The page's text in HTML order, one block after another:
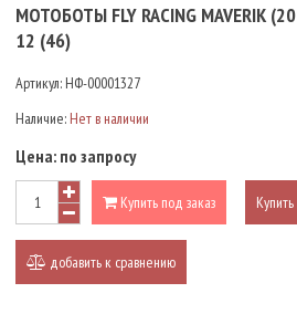
МОТОБОТЫ FLY RACING MAVERIK
12 (46)
Артикул: НФ-00001327
Наличие: Нет в наличии
Цена: по запросу
Купить под заказ
добавить к сравнению